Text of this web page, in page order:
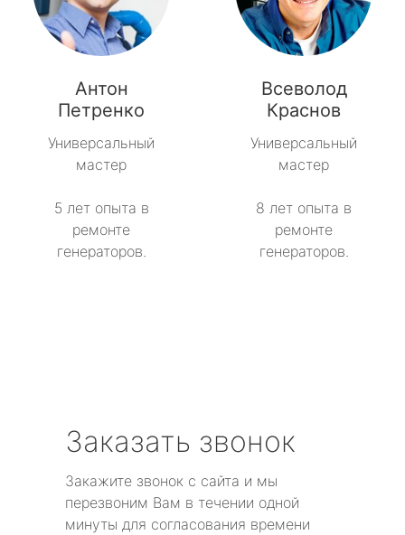
Антон
Петренко
Универсальный
мастер
5 лет опыта в
ремонте
генераторов.
Всеволод
Краснов
Универсальный
мастер
8 лет опыта в
ремонте
генераторов.
Заказать звонок
Закажите звонок с сайта и мы
перезвоним Вам в течении одной
минуты для согласования времени